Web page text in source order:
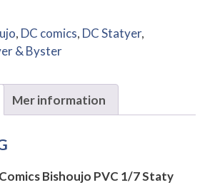
, DC comics, DC Statyer,
& Byster
Mer information
Bishoujo PVC 1/7 Staty